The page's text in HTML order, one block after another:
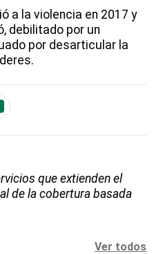
a la violencia en 2017 y
debilitado por un
por desarticular la
que extienden el
de la cobertura basada
Ver todos